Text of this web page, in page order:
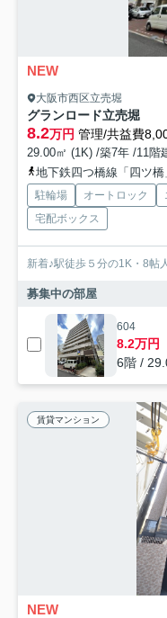
NEW
大阪市西区立売堀
グランロード立売堀
8.2万円 管理/共益費
29.00㎡ (1K) /築7年 /11階
地下鉄四つ橋線「四ツ
駐輪場 オートロック
宅配ボックス
新着♪駅徒歩５分の1K・8帖
募集中の部屋
604
8.2万円
6階 /
賃貸マンション
NEW